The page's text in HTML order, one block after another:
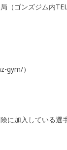
（ゴンズジム内
gym/）
に加入している選手